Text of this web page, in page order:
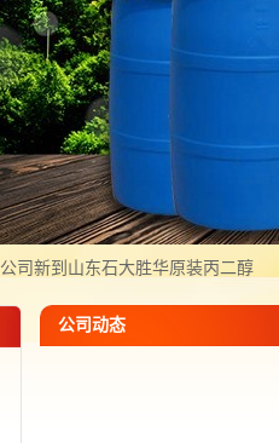
公司新到山东石大胜华原装丙二醇
公司动态